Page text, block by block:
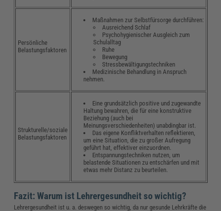
Persönliche
Belastungsfaktoren
Maßnahmen zur Selbstfürsorge durchführen:
Ausreichend Schlaf
Psychohygienischer Ausgleich zum
Schulalltag
Ruhe
Bewegung
Stressbewältigungstechniken
Medizinische Behandlung in Anspruch
nehmen.
Strukturelle/soziale
Belastungsfaktoren
Eine grundsätzlich positive und zugewandte
Haltung bewahren, die für eine konstruktive
Beziehung (auch bei
Meinungsverschiedenheiten) unabdingbar ist.
Das eigene Konfliktverhalten reflektieren,
um eine Situation, die zu großer Aufregung
geführt hat, effektiver einzuordnen.
Entspannungstechniken nutzen, um
belastende Situationen zu entschärfen und mit
etwas mehr Distanz zu beurteilen.
Fazit: Warum ist Lehrergesundheit so wichtig?
Lehrergesundheit ist u. a. deswegen so wichtig, da nur gesunde Lehrkräfte die